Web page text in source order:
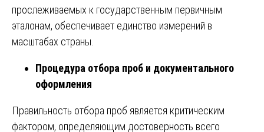
прослеживаемых к государственным первичным
эталонам, обеспечивает единство измерений в
масштабах страны.
Процедура отбора проб и документального
оформления
Правильность отбора проб является критическим
фактором, определяющим достоверность всего